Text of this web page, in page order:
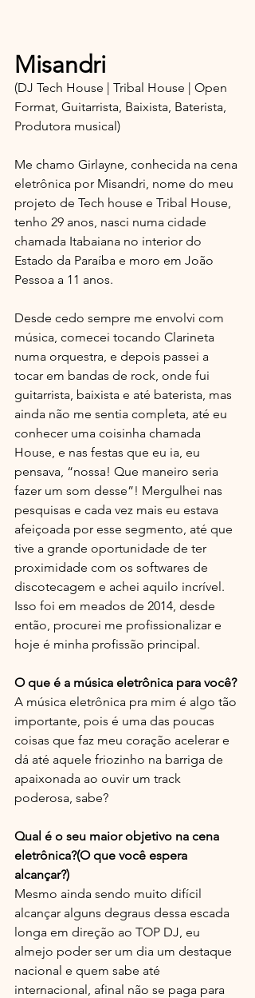
Misandri
(DJ Tech House | Tribal House | Open
Format, Guitarrista, Baixista, Baterista,
Produtora musical)
Me chamo Girlayne, conhecida na cena
eletrônica por Misandri, nome do meu
projeto de Tech house e Tribal House,
tenho 29 anos, nasci numa cidade
chamada Itabaiana no interior do
Estado da Paraíba e moro em João
Pessoa a 11 anos.
Desde cedo sempre me envolvi com
música, comecei tocando Clarineta
numa orquestra, e depois passei a
tocar em bandas de rock, onde fui
guitarrista, baixista e até baterista, mas
ainda não me sentia completa, até eu
conhecer uma coisinha chamada
House, e nas festas que eu ia, eu
pensava, “nossa! Que maneiro seria
fazer um som desse”! Mergulhei nas
pesquisas e cada vez mais eu estava
afeiçoada por esse segmento, até que
tive a grande oportunidade de ter
proximidade com os softwares de
discotecagem e achei aquilo incrível.
Isso foi em meados de 2014, desde
então, procurei me profissionalizar e
hoje é minha profissão principal.
O que é a música eletrônica para você?
A música eletrônica pra mim é algo tão
importante, pois é uma das poucas
coisas que faz meu coração acelerar e
dá até aquele friozinho na barriga de
apaixonada ao ouvir um track
poderosa, sabe?
Qual é o seu maior objetivo na cena
eletrônica?(O que você espera
alcançar?)
Mesmo ainda sendo muito difícil
alcançar alguns degraus dessa escada
longa em direção ao TOP DJ, eu
almejo poder ser um dia um destaque
nacional e quem sabe até
internacional, afinal não se paga para